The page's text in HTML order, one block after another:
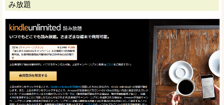
み放題